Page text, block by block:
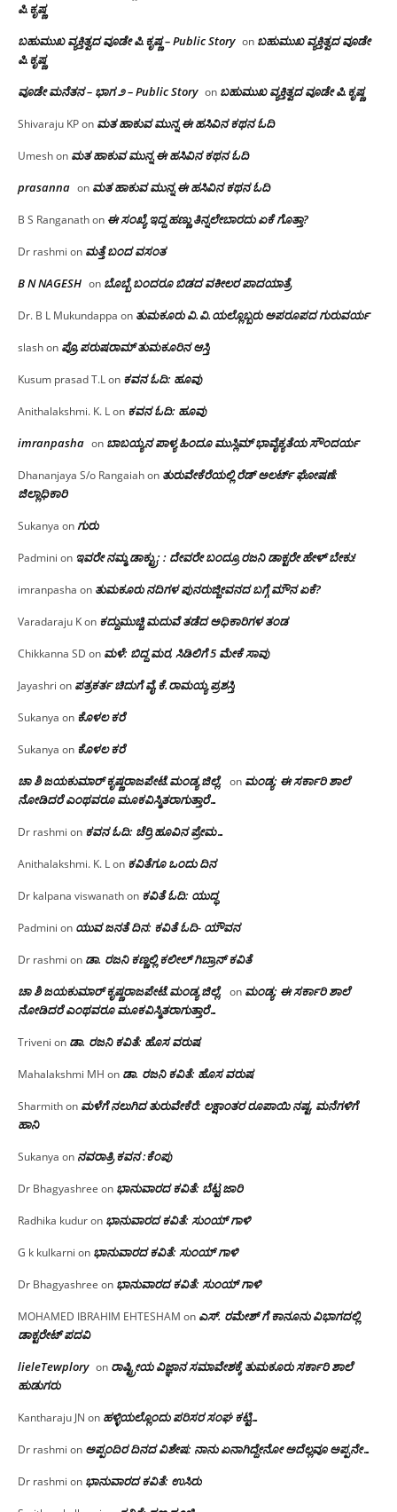
ಪಿ.ಕೃಷ್ಣ
ಬಹುಮುಖ ವ್ಯಕ್ತಿತ್ವದ ವೂಡೇ ಪಿ.ಕೃಷ್ಣ – Public Story on ಬಹುಮುಖ ವ್ಯಕ್ತಿತ್ವದ ವೂಡೇ
ಪಿ.ಕೃಷ್ಣ
ವೂಡೇ ಮನೆತನ – ಭಾಗ ೨ – Public Story on ಬಹುಮುಖ ವ್ಯಕ್ತಿತ್ವದ ವೂಡೇ ಪಿ.ಕೃಷ್ಣ
Shivaraju KPon ಮತ ಹಾಕುವ ಮುನ್ನ ಈ ಹಸಿವಿನ ಕಥನ ಓದಿ
Umeshon ಮತ ಹಾಕುವ ಮುನ್ನ ಈ ಹಸಿವಿನ ಕಥನ ಓದಿ
prasanna on ಮತ ಹಾಕುವ ಮುನ್ನ ಈ ಹಸಿವಿನ ಕಥನ ಓದಿ
B S Ranganathon ಈ ಸಂಖ್ಯೆ ಇದ್ದ ಹಣ್ಣು ತಿನ್ನಲೇಬಾರದು ಏಕೆ ಗೊತ್ತಾ?
Dr rashmi on ಮತ್ತೆ ಬಂದ ವಸಂತ
B N NAGESH on ಬೊಬ್ಬೆ ಬಂದರೂ ಬಿಡದ ವಕೀಲರ ಪಾದಯಾತ್ರೆ
Dr. B L Mukundappa on ತುಮಕೂರು‌ ವಿ.ವಿ.ಯಲ್ಲೊಬ್ಬರು ಅಪರೂಪದ ಗುರುವರ್ಯ
slashon ಪ್ರೊ.ಪರುಷರಾಮ್ ತುಮಕೂರಿನ ಆಸ್ತಿ
Kusum prasad T.Lon ಕವನ ಓದಿ: ಹೂವು
Anithalakshmi. K. Lon ಕವನ ಓದಿ: ಹೂವು
imranpasha on ಬಾಬಯ್ಯನ ಪಾಳ್ಯ ಹಿಂದೂ ಮುಸ್ಲಿಮ್ ಭಾವೈಕ್ಯತೆಯ ಸೌಂದರ್ಯ
Dhananjaya S/o Rangaiahon ತುರುವೇಕೆರೆಯಲ್ಲಿ ರೆಡ್ ಅಲರ್ಟ್ ಘೋಷಣೆ:
ಜಿಲ್ಲಾಧಿಕಾರಿ
Sukanya onಗುರು
Padmini on ಇವರೇ ನಮ್ಮ ಡಾಕ್ಟ್ರು; : ದೇವರೇ ಬಂದ್ರೂ ರಜನಿ ಡಾಕ್ಟರೇ ಹೇಳ್ ಬೇಕು!
imranpasha on ತುಮಕೂರು ನದಿಗಳ ಪುನರುಜ್ಜೀವನದ ಬಗ್ಗೆ ಮೌನ ಏಕೆ?
Varadaraju Kon ಕದ್ದುಮುಚ್ಚಿ ಮದುವೆ ತಡೆದ ಅಧಿಕಾರಿಗಳ ತಂಡ
Chikkanna SD on ಮಳೆ: ಬಿದ್ದ ಮರ, ಸಿಡಿಲಿಗೆ 5 ಮೇಕೆ ಸಾವು
Jayashri on ಪತ್ರಕರ್ತ ಚಿದುಗೆ ವೈ.ಕೆ.ರಾಮಯ್ಯ ಪ್ರಶಸ್ತಿ
Sukanya on ಕೊಳಲ ಕರೆ
Sukanya on ಕೊಳಲ ಕರೆ
ಚಾ ಶಿ ಜಯಕುಮಾರ್ ಕೃಷ್ಣರಾಜಪೇಟೆ.ಮಂಡ್ಯ ಜಿಲ್ಲೆ. on ಮಂಡ್ಯ: ಈ ಸರ್ಕಾರಿ ಶಾಲೆ
ನೋಡಿದರೆ ಎಂಥವರೂ ಮೂಕವಿಸ್ಮಿತರಾಗುತ್ತಾರೆ…
Dr rashmi on ಕವನ ಓದಿ: ಚೆರ್ರಿ ಹೂವಿನ ಪ್ರೇಮ…
Anithalakshmi. K. Lon ಕವಿತೆಗೂ ಒಂದು ದಿನ
Dr kalpana viswanathon ಕವಿತೆ ಓದಿ: ಯುದ್ಧ
Padmini on ಯುವ ಜನತೆ ದಿನ: ಕವಿತೆ ಓದಿ- ಯೌವನ
Dr rashmi on ಡಾ. ರಜನಿ‌ ಕಣ್ಣಲ್ಲಿ ಕಲೀಲ್ ಗಿಬ್ರಾನ್ ಕವಿತೆ
ಚಾ ಶಿ ಜಯಕುಮಾರ್ ಕೃಷ್ಣರಾಜಪೇಟೆ.ಮಂಡ್ಯ ಜಿಲ್ಲೆ. on ಮಂಡ್ಯ: ಈ ಸರ್ಕಾರಿ ಶಾಲೆ
ನೋಡಿದರೆ ಎಂಥವರೂ ಮೂಕವಿಸ್ಮಿತರಾಗುತ್ತಾರೆ…
Triveni on ಡಾ. ರಜನಿ ಕವಿತೆ: ಹೊಸ ವರುಷ
Mahalakshmi MH on ಡಾ. ರಜನಿ ಕವಿತೆ: ಹೊಸ ವರುಷ
Sharmithon ಮಳೆಗೆ ನಲುಗಿದ ತುರುವೇಕೆರೆ: ಲಕ್ಷಾಂತರ ರೂಪಾಯಿ ನಷ್ಟ, ಮನೆಗಳಿಗೆ
ಹಾನಿ
Sukanya on ನವರಾತ್ರಿ ಕವನ :ಕೆಂಪು
Dr Bhagyashree on ಭಾನುವಾರದ ಕವಿತೆ: ಬೆಟ್ಟ ಜಾರಿ
Radhika kuduron ಭಾನುವಾರದ ಕವಿತೆ: ಸುಂಯ್ ಗಾಳಿ
G k kulkarni on ಭಾನುವಾರದ ಕವಿತೆ: ಸುಂಯ್ ಗಾಳಿ
Dr Bhagyashree on ಭಾನುವಾರದ ಕವಿತೆ: ಸುಂಯ್ ಗಾಳಿ
MOHAMED IBRAHIM EHTESHAM on ಎಸ್. ರಮೇಶ್ ಗೆ ಕಾನೂನು ವಿಭಾಗದಲ್ಲಿ
ಡಾಕ್ಟರೇಟ್ ಪದವಿ
lieleTewplory on ರಾಷ್ಟ್ರೀಯ ವಿಜ್ಞಾನ ಸಮಾವೇಶಕ್ಕೆ‌ ತುಮಕೂರು ಸರ್ಕಾರಿ ಶಾಲೆ
ಹುಡುಗರು
Kantharaju JN on ಹಳ್ಳಿಯಲ್ಲೊಂದು ಪರಿಸರ ಸಂಘ ಕಟ್ಟಿ…
Dr rashmi on ಅಪ್ಪಂದಿರ ದಿನದ ವಿಶೇಷ: ನಾನು ಏನಾಗಿದ್ದೇನೋ‌ ಅದೆಲ್ಲವೂ ಅಪ್ಪನೇ…
Dr rashmi on ಭಾನುವಾರದ ಕವಿತೆ: ಉಸಿರು